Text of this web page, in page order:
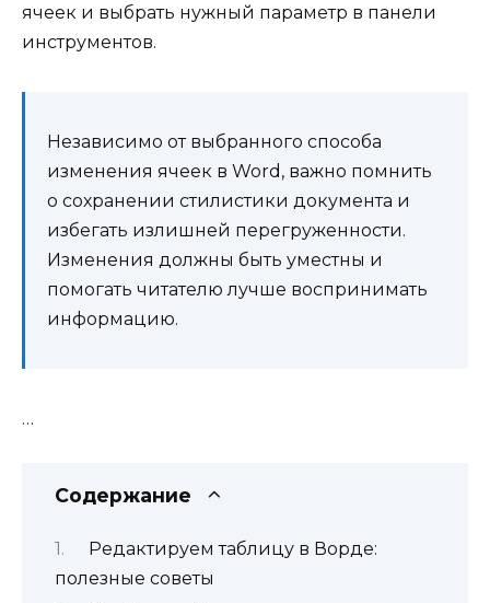
ячеек и выбрать нужный параметр в панели
инструментов.
Независимо от выбранного способа
изменения ячеек в Word, важно помнить
о сохранении стилистики документа и
избегать излишней перегруженности.
Изменения должны быть уместны и
помогать читателю лучше воспринимать
информацию.
…
Содержание
Редактируем таблицу в Ворде:
полезные советы